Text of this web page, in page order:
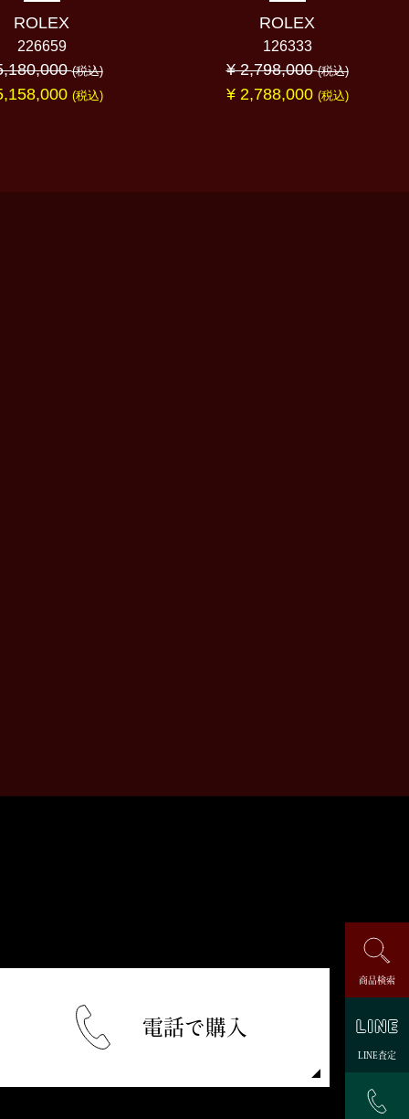
ROLEX
226659
(税込)
(税込)
ROLEX
126333
¥ 2,798,000(税込)
¥ 2,788,000 (税込)
電話で購入
商品検索
LINE査定